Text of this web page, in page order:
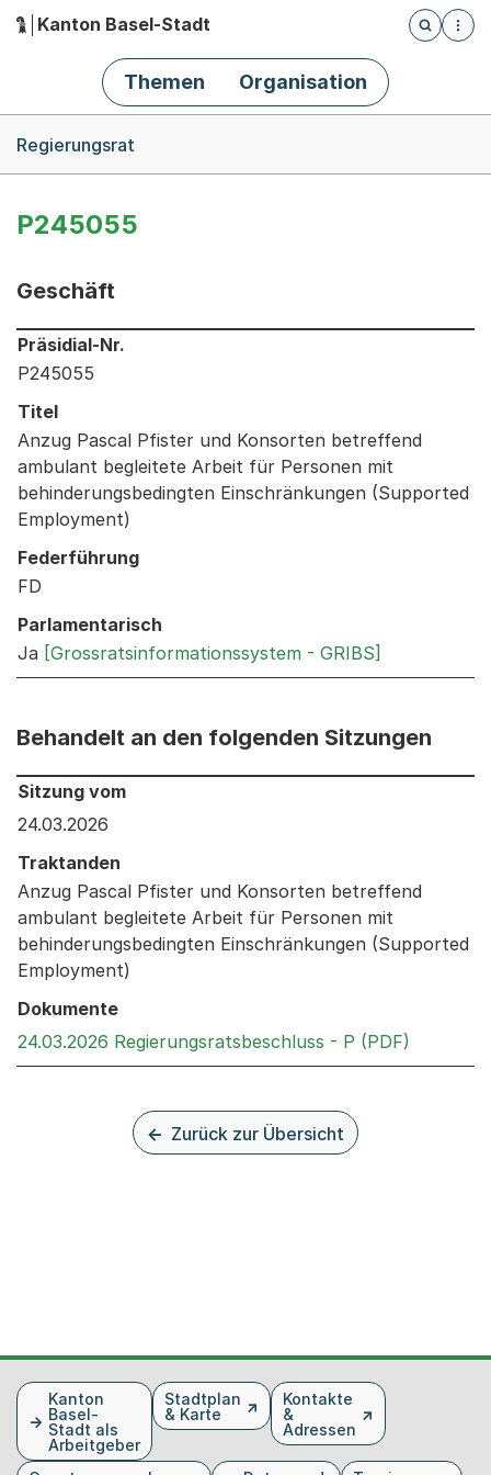
Hauptnavigation
Kanton Basel-Stadt
Öffnet
Themen Organisation
Regierungsrat
P245055
Geschäft
Informationen zum Ausgewählten Geschäft
Präsidial-Nr.
P245055
Titel
Anzug Pascal Pfister und Konsorten betreffend
ambulant begleitete Arbeit für Personen mit
behinderungsbedingten Einschränkungen (Supported
Employment)
Federführung
FD
Parlamentarisch
Ja [Grossratsinformationssystem - GRIBS]
Behandelt an den folgenden Sitzungen
Behandelt an den folgenden Sitzungen: Informationen
Sitzung vom
24.03.2026
Traktanden
Anzug Pascal Pfister und Konsorten betreffend
ambulant begleitete Arbeit für Personen mit
behinderungsbedingten Einschränkungen (Supported
Employment)
Dokumente
24.03.2026 Regierungsratsbeschluss - P (PDF)
Zurück zur Übersicht
FusszeileKanton
Basel-
Stadt als
Arbeitgeber
Stadtplan
& Karte
Kontakte
&
Adressen